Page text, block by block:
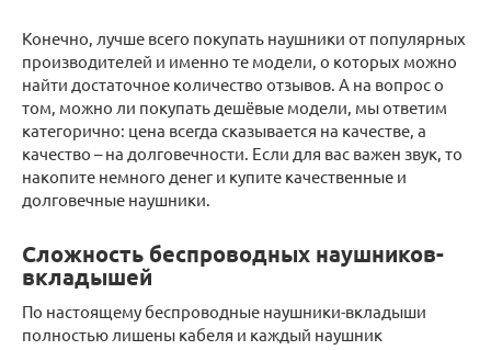
Конечно, лучше всего покупать наушники от популярных
производителей и именно те модели, о которых можно
найти достаточное количество отзывов. А на вопрос о
том, можно ли покупать дешёвые модели, мы ответим
категорично: цена всегда сказывается на качестве, а
качество – на долговечности. Если для вас важен звук, то
накопите немного денег и купите качественные и
долговечные наушники.
Сложность беспроводных наушников-
вкладышей
По настоящему беспроводные наушники-вкладыши
полностью лишены кабеля и каждый наушник